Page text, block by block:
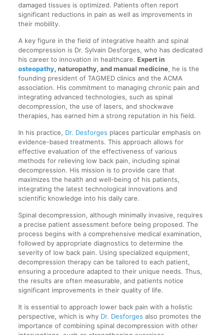
damaged tissues is optimized. Patients often report
significant reductions in pain as well as improvements in
their mobility.
A key figure in the field of integrative health and spinal
decompression is Dr. Sylvain Desforges, who has dedicated
his career to innovation in healthcare. Expert in
osteopathy, naturopathy, and manual medicine, he is the
founding president of TAGMED clinics and the ACMA
association. His commitment to managing chronic pain and
integrating advanced technologies, such as spinal
decompression, the use of lasers, and shockwave
therapies, has earned him a strong reputation in his field.
In his practice, Dr. Desforges places particular emphasis on
evidence-based treatments. This approach allows for
effective evaluation of the effectiveness of various
methods for relieving low back pain, including spinal
decompression. His mission is to provide care that
maximizes the health and well-being of his patients,
integrating the latest technological innovations and
scientific knowledge into his daily care.
Spinal decompression, although minimally invasive, requires
a precise patient assessment before being proposed. The
process begins with a comprehensive medical examination,
followed by appropriate diagnostics to determine the
severity of low back pain. Using specialized equipment,
decompression therapy can be tailored to each patient,
ensuring a procedure adapted to their unique needs. Thus,
the results are often measurable, and patients notice
significant improvements in their quality of life.
It is essential to approach lower back pain with a holistic
perspective, which is why Dr. Desforges also promotes the
importance of combining spinal decompression with other